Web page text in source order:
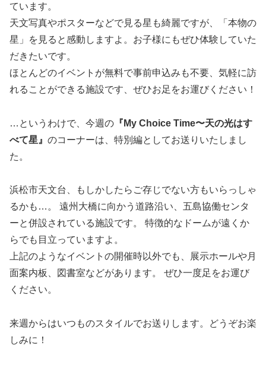
ています。
天文写真やポスターなどで見る星も綺麗ですが、「本物の
星」を見ると感動しますよ。お子様にもぜひ体験していた
だきたいです。
ほとんどのイベントが無料で事前申込みも不要、気軽に訪
れることができる施設です、ぜひお足をお運びください！
…というわけで、今週の 『My Choice Time〜天の光はす
べて星』 のコーナーは、特別編としてお送りいたしまし
た。
浜松市天文台、もしかしたらご存じでない方もいらっしゃ
るかも…。 遠州大橋に向かう道路沿い、五島協働センタ
ーと併設されている施設です。 特徴的なドームが遠くか
らでも目立っていますよ。
上記のようなイベントの開催時以外でも、展示ホールや月
面案内板、図書室などがあります。 ぜひ一度足をお運び
ください。
来週からはいつものスタイルでお送りします。どうぞお楽
しみに！